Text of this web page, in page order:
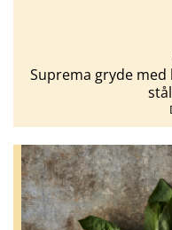
Suprema gryde